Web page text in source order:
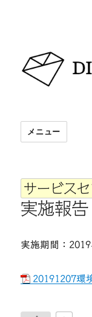
メニュー
サービス
実施報
実施期間：
20191207環